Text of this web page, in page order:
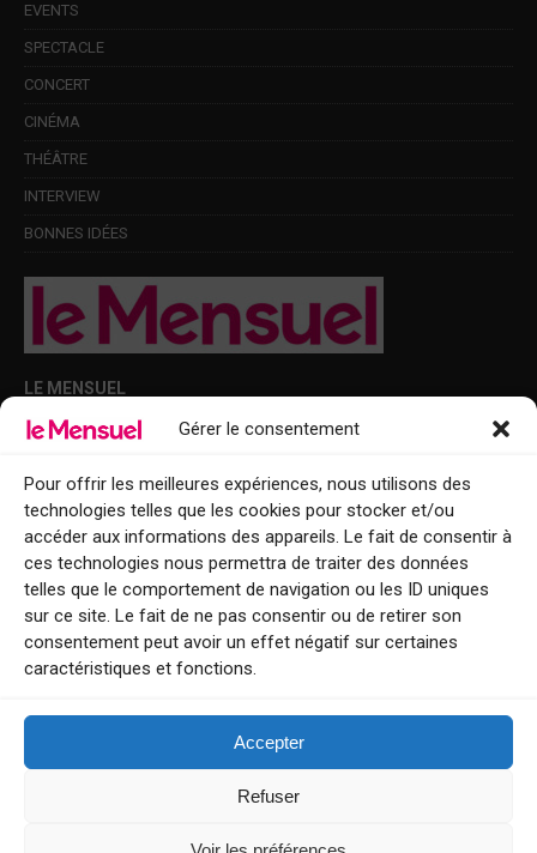
Gérer le consentement
Pour offrir les meilleures expériences, nous utilisons des
technologies telles que les cookies pour stocker et/ou
accéder aux informations des appareils. Le fait de consentir à
ces technologies nous permettra de traiter des données
telles que le comportement de navigation ou les ID uniques
sur ce site. Le fait de ne pas consentir ou de retirer son
consentement peut avoir un effet négatif sur certaines
caractéristiques et fonctions.
Accepter
Refuser
EVENTS
SPECTACLE
CONCERT
CINÉMA
THÉÂTRE
INTERVIEW
BONNES IDÉES
LE MENSUEL
Points de diffusion Var et Alpes-Maritimes : oû trouver Le Mensuel ?
Le Mensuel en PDF : consultez le magazine en ligne
Qui sommes-nous ?
BFM Top Sorties
EVENT
Tourisme week-end : envie de vous évader le temps d’un week-end ou
Explorez nos bonnes adresses
Contact